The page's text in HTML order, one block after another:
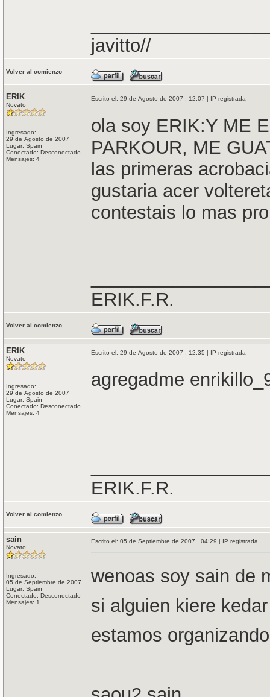
javitto//
Volver al comienzo
ERIK
Novato
Ingresado:
29 de Agosto de 2007
Lugar: Spain
Conectado: Desconectado
Mensajes: 4
Escrito el: 29 de Agosto de 2007 , 12:07 | IP registrada
ola soy ERIK:Y ME
PARKOUR, ME
las primeras
gustaria acer
contestais lo mas
ERIK.F.R.
Volver al comienzo
ERIK
Novato
Ingresado:
29 de Agosto de 2007
Lugar: Spain
Conectado: Desconectado
Mensajes: 4
Escrito el: 29 de Agosto de 2007 , 12:35 | IP registrada
agregadme
ERIK.F.R.
Volver al comienzo
sain
Novato
Ingresado:
05 de Septiembre de 2007
Lugar: Spain
Conectado: Desconectado
Mensajes: 1
Escrito el: 05 de Septiembre de 2007 , 04:29 | IP registrada
wenoas soy sain de
si alguien kiere
estamos